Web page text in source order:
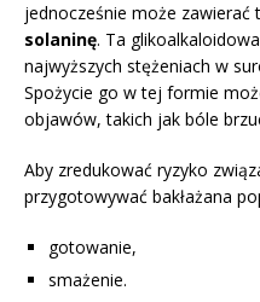
jednocześnie może zawierać
solaninę. Ta
najwyższych stężeniach w
Spożycie go w tej formie
objawów, takich jak bóle
Aby zredukować ryzyko
przygotowywać bakłażana
gotowanie,
smażenie.